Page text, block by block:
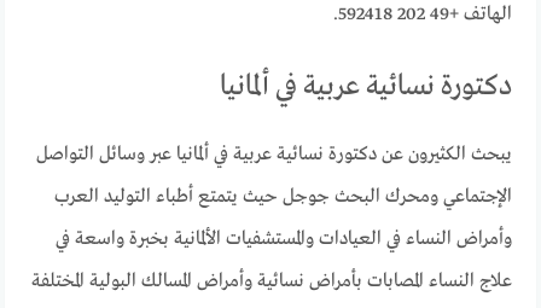
الهاتف +49 202 592418.
دكتورة نسائية عربية في ألمانيا
يبحث الكثيرون عن دكتورة نسائية عربية في ألمانيا عبر وسائل التواصل
الإجتماعي ومحرك البحث جوجل حيث يتمتع أطباء التوليد العرب
وأمراض النساء في العيادات والمستشفيات الألمانية بخبرة واسعة في
علاج النساء المصابات بأمراض نسائية وأمراض المسالك البولية المختلفة